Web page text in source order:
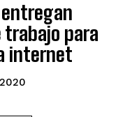
entregan
trabajo para
internet